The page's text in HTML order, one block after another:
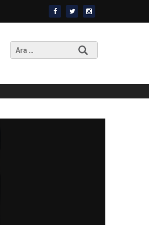
Arama: